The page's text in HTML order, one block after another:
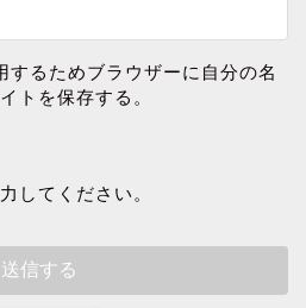
するためブラウザーに自分の名
トを保存する。
してください。